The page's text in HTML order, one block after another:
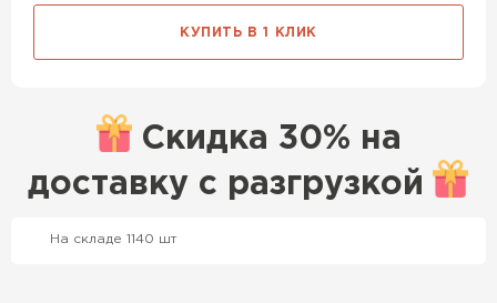
КУПИТЬ В 1 КЛИК
Скидка 30% на
доставку с разгрузкой
На складе 1140 шт